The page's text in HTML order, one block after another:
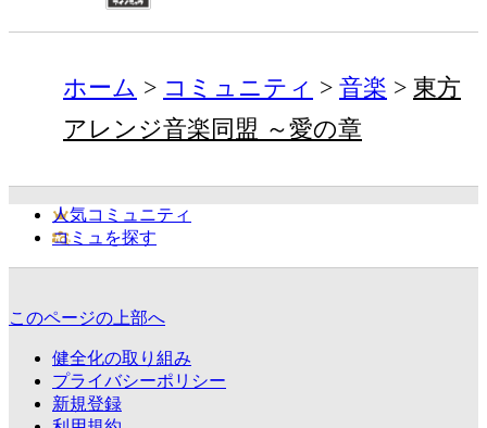
ホーム コミュニティ 音楽
東方
アレンジ音楽同盟 ～愛の章
人気コミュニティ
コミュを探す
このページの上部へ
健全化の取り組み
プライバシーポリシー
新規登録